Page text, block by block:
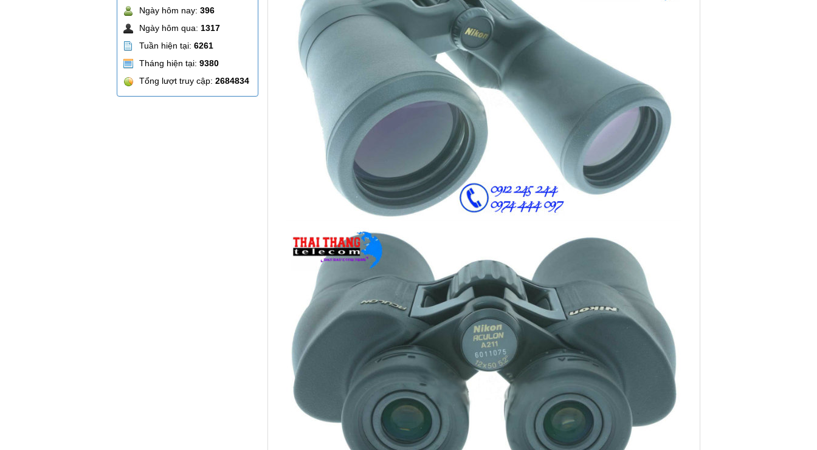
Ngày hôm nay: 396
Ngày hôm qua: 1317
Tuần hiện tại: 6261
Tháng hiện tại: 9380
Tổng lượt truy cập: 2684834